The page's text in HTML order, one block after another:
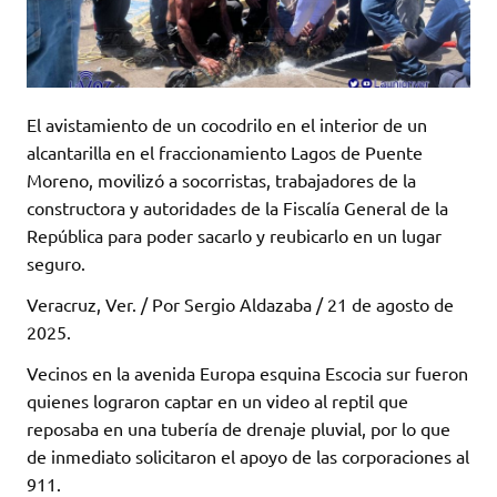
El avistamiento de un cocodrilo en el interior de un
alcantarilla en el fraccionamiento Lagos de Puente
Moreno, movilizó a socorristas, trabajadores de la
constructora y autoridades de la Fiscalía General de la
República para poder sacarlo y reubicarlo en un lugar
seguro.
Veracruz, Ver. / Por Sergio Aldazaba / 21 de agosto de
2025.
Vecinos en la avenida Europa esquina Escocia sur fueron
quienes lograron captar en un video al reptil que
reposaba en una tubería de drenaje pluvial, por lo que
de inmediato solicitaron el apoyo de las corporaciones al
911.